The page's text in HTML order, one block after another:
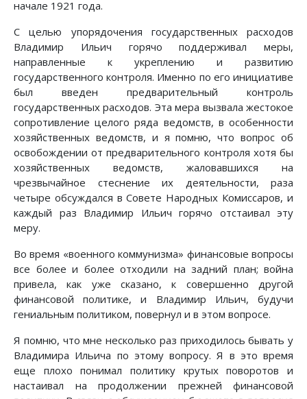
начале 1921 года.
С целью упорядочения государственных расходов
Владимир Ильич горячо поддерживал меры,
направленные к укреплению и развитию
государственного контроля. Именно по его инициативе
был введен предварительный контроль
государственных расходов. Эта мера вызвала жестокое
сопротивление целого ряда ведомств, в особенности
хозяйственных ведомств, и я помню, что вопрос об
освобождении от предварительного контроля хотя бы
хозяйственных ведомств, жаловавшихся на
чрезвычайное стеснение их деятельности, раза
четыре обсуждался в Совете Народных Комиссаров, и
каждый раз Владимир Ильич горячо отстаивал эту
меру.
Во время «военного коммунизма» финансовые вопросы
все более и более отходили на задний план; война
привела, как уже сказано, к совершенно другой
финансовой политике, и Владимир Ильич, будучи
гениальным политиком, повернул и в этом вопросе.
Я помню, что мне несколько раз приходилось бывать у
Владимира Ильича по этому вопросу. Я в это время
еще плохо понимал политику крутых поворотов и
настаивал на продолжении прежней финансовой